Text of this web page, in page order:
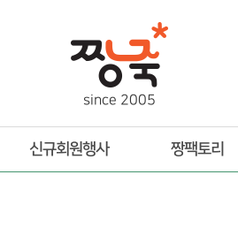
since 2005
신규회원행사 짱팩토리